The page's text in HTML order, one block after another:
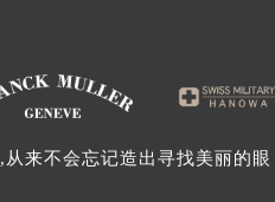
市朝阳区建国门外大街甲6号华
市东城区东长安街1号王府井东
省保定市竞秀区朝阳北大街北
从来不会忘记造出寻找美丽的眼